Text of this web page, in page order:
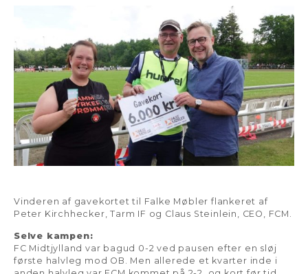
Vinderen af gavekortet til Falke Møbler flankeret af
Peter Kirchhecker, Tarm IF og Claus Steinlein, CEO, FCM.
Selve kampen:
FC Midtjylland var bagud 0-2 ved pausen efter en sløj
første halvleg mod OB. Men allerede et kvarter inde i